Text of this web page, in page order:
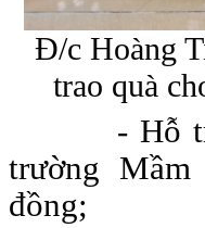
Đ/c Hoàng
trao quà
- Hỗ
trường
đồng;